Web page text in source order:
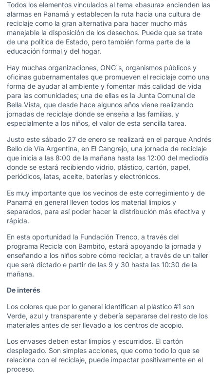
Todos los elementos vinculados al tema «basura» encienden las
alarmas en Panamá y establecen la ruta hacia una cultura de
reciclaje como la gran alternativa para hacer mucho más
manejable la disposición de los desechos. Puede que se trate
de una política de Estado, pero también forma parte de la
educación formal y del hogar.
Hay muchas organizaciones, ONG´s, organismos públicos y
oficinas gubernamentales que promueven el reciclaje como una
forma de ayudar al ambiente y fomentar más calidad de vida
para las comunidades; una de ellas es la Junta Comunal de
Bella Vista, que desde hace algunos años viene realizando
jornadas de reciclaje donde se enseña a las familias, y
especialmente a los niños, el valor de esta sencilla tarea.
Justo este sábado 27 de enero se realizará en el parque Andrés
Bello de Vía Argentina, en El Cangrejo, una jornada de reciclaje
que inicia a las 8:00 de la mañana hasta las 12:00 del mediodía
donde se estará recibiendo vidrio, plástico, cartón, papel,
periódicos, latas, aceite, baterías y electrónicos.
Es muy importante que los vecinos de este corregimiento y de
Panamá en general lleven todos los material limpios y
separados, para así poder hacer la distribución más efectiva y
rápida.
En esta oportunidad la Fundación Trenco, a través del
programa Recicla con Bambito, estará apoyando la jornada y
enseñando a los niños sobre cómo reciclar, a través de un taller
que será dictado e partir de las 9 y 30 hasta las 10:30 de la
mañana.
De interés
Los colores que por lo general identifican al plástico #1 son
Verde, azul y transparente y debería separarse del resto de los
materiales antes de ser llevado a los centros de acopio.
Los envases deben estar limpios y escurridos. El cartón
desplegado. Son simples acciones, que como todo lo que se
relaciona con el reciclaje, puede impactar positivamente en el
proceso.